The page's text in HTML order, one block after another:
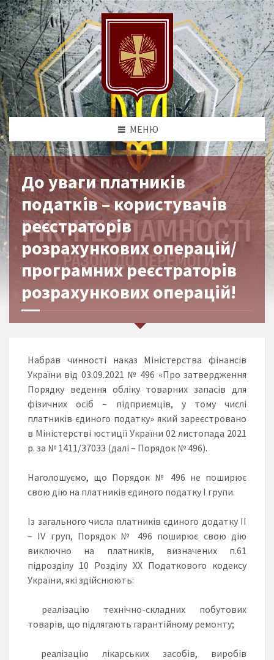
МЕНЮ
До уваги платників
податків – користувачів
реєстраторів
розрахункових операцій/
програмних реєстраторів
розрахункових операцій!
Набрав чинності наказ Міністерства фінансів
України від 03.09.2021 № 496 «Про затвердження
Порядку ведення обліку товарних запасів для
фізичних осіб – підприємців, у тому числі
платників єдиного податку» який зареєстровано
в Міністерстві юстиції України 02 листопада 2021
р. за № 1411/37033 (далі – Порядок № 496).
Наголошуємо, що Порядок № 496 не поширює
свою дію на платників єдиного податку І групи.
Із загального числа платників єдиного додатку ІІ
– ІV груп, Порядок № 496 поширює свою дію
виключно на платників, визначених п.61
підрозділу 10 Розділу ХХ Податкового кодексу
України, які здійснюють:
реалізацію технічно-складних побутових
товарів, що підлягають гарантійному ремонту;
реалізацію лікарських засобів, виробів